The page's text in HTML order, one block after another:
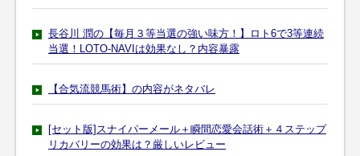
長谷川 潤の【毎月３等当選の強い味方！】ロト6で3等連続
当選！LOTO-NAVIは効果なし？内容暴露
【合気流競馬術】の内容がネタバレ
[セット版]スナイパーメール＋瞬間恋愛会話術＋４ステップ
リカバリーの効果は？厳しいレビュー